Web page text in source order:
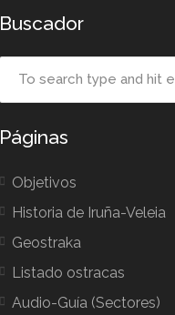
Buscador
Páginas
Objetivos
Historia de Iruña-Veleia
Geostraka
Listado ostracas
Audio-Guía (Sectores)